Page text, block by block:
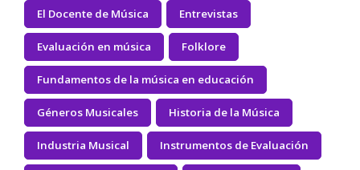
El Docente de Música Entrevistas
Evaluación en música Folklore
Fundamentos de la música en educación
Géneros Musicales Historia de la Música
Industria Musical Instrumentos de Evaluación